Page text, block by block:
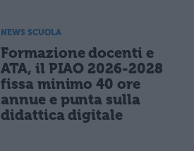
NEWS SCUOLA
Formazione docenti e
ATA, il PIAO 2026-2028
fissa minimo 40 ore
annue e punta sulla
didattica digitale